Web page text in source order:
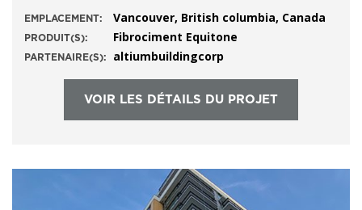
EMPLACEMENT: Vancouver, British columbia, Canada
PRODUIT(S): Fibrociment Equitone
PARTENAIRE(S): altiumbuildingcorp
VOIR LES DÉTAILS DU PROJET